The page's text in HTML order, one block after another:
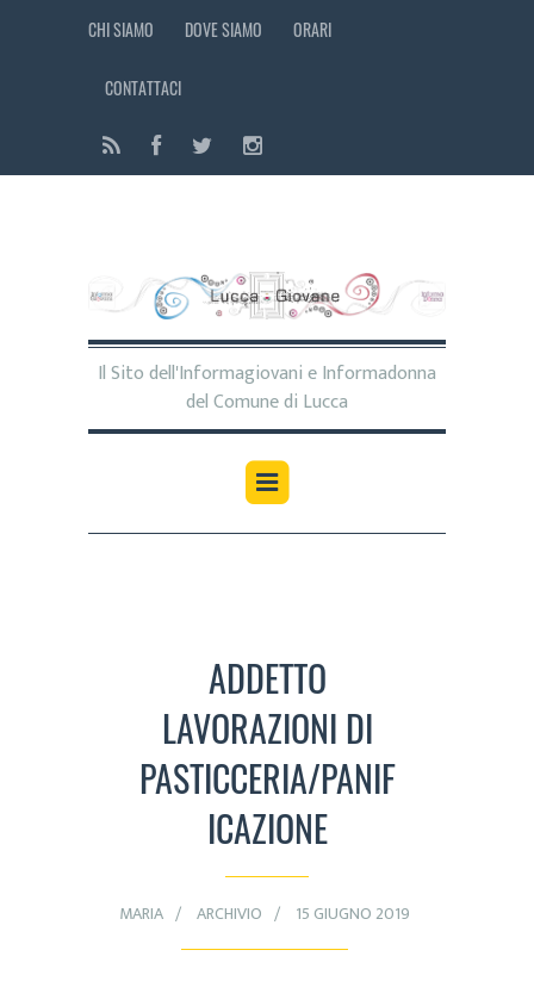
CHI SIAMO DOVE SIAMO ORARI
CONTATTACI
Il Sito dell'Informagiovani e Informadonna
del Comune di Lucca
ADDETTO
LAVORAZIONI DI
PASTICCERIA/PANIF
ICAZIONE
MARIA ARCHIVIO 15 GIUGNO 2019